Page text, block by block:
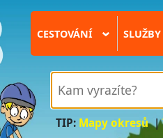
CESTOVÁNÍ ›
TIP: Mapy okresů|